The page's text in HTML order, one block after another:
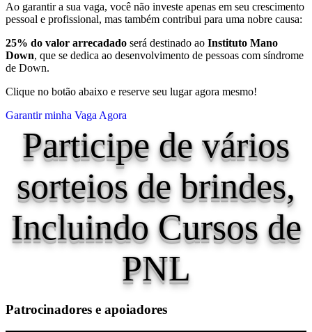
Ao garantir a sua vaga, você não investe apenas em seu crescimento
pessoal e profissional, mas também contribui para uma nobre causa:
25% do valor arrecadado será destinado ao Instituto Mano
Down, que se dedica ao desenvolvimento de pessoas com síndrome
de Down.
Clique no botão abaixo e reserve seu lugar agora mesmo!
Garantir minha Vaga Agora
Participe de vários
sorteios de brindes,
Incluindo Cursos de
PNL
Patrocinadores e apoiadores